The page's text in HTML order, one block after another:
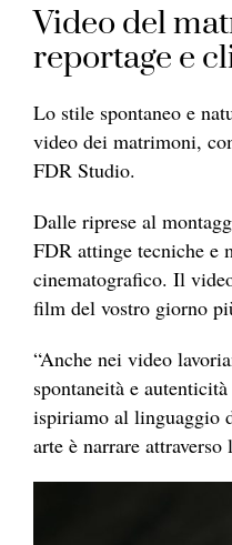
Video del
reportage e
Lo stile spontaneo e
video dei matrimoni,
FDR Studio.
Dalle riprese al
FDR attinge tecniche e
cinematografico. Il
film del vostro giorno
“Anche nei video
spontaneità e
ispiriamo al linguaggio
arte è narrare